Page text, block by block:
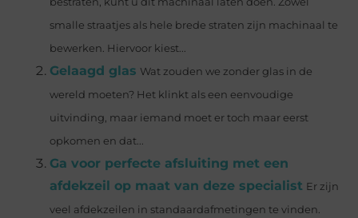
smalle straatjes als hele brede straten zijn machinaal te
bewerken. Hiervoor kiest...
Gelaagd glas Wat zouden we zonder glas in de
wereld moeten? Het klinkt als een eenvoudige
uitvinding, maar iemand moet er toch maar eerst
opkomen en dat...
Ga voor perfecte afsluiting met een
afdekzeil op maat van deze specialist Er zijn
veel afdekzeilen in standaardafmetingen te vinden.